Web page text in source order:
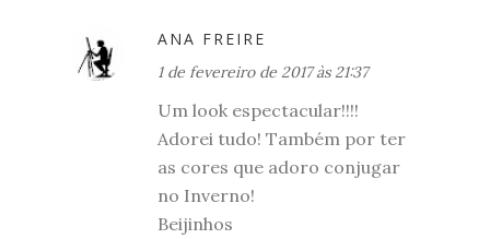
ANA FREIRE
1 de fevereiro de 2017 às 21:37
Um look espectacular!!!!
Adorei tudo! Também por ter
as cores que adoro conjugar
no Inverno!
Beijinhos